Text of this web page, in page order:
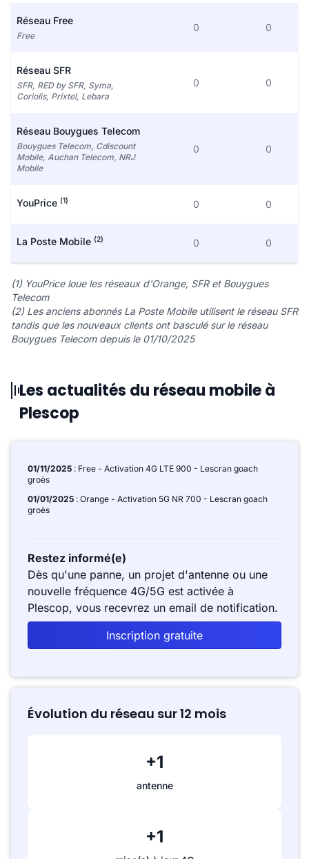
Réseau Free
Free
0 0
Réseau SFR
SFR, RED by SFR, Syma,
Coriolis, Prixtel, Lebara
0 0
Réseau Bouygues Telecom
Bouygues Telecom, Cdiscount
Mobile, Auchan Telecom, NRJ
Mobile
0 0
YouPrice (1) 0 0
La Poste Mobile (2) 0 0
(1) YouPrice loue les réseaux d'Orange, SFR et Bouygues
Telecom
(2) Les anciens abonnés La Poste Mobile utilisent le réseau SFR
tandis que les nouveaux clients ont basculé sur le réseau
Bouygues Telecom depuis le 01/10/2025
Les actualités du réseau mobile à
Plescop
01/11/2025 : Free - Activation 4G LTE 900 - Lescran goach
groès
01/01/2025 : Orange - Activation 5G NR 700 - Lescran goach
groès
Restez informé(e)
Dès qu'une panne, un projet d'antenne ou une
nouvelle fréquence 4G/5G est activée à
Plescop, vous recevrez un email de notification.
Inscription gratuite
Évolution du réseau sur 12 mois
+1
antenne
+1